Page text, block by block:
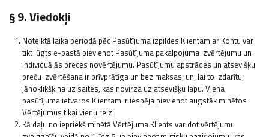
§ 9. Viedokļi
Noteiktā laika periodā pēc Pasūtījuma izpildes Klientam ar Kontu var
tikt lūgts e-pastā pievienot Pasūtījuma pakalpojuma izvērtējumu un
individuālās preces novērtējumu. Pasūtījumu apstrādes un atsevišķu
preču izvērtēšana ir brīvprātīga un bez maksas, un, lai to izdarītu,
jānoklikšķina uz saites, kas novirza uz atsevišķu lapu. Viena
pasūtījuma ietvaros Klientam ir iespēja pievienot augstāk minētos
Vērtējumus tikai vienu reizi.
Kā daļu no iepriekš minētā Vērtējuma Klients var dot vērtējumu